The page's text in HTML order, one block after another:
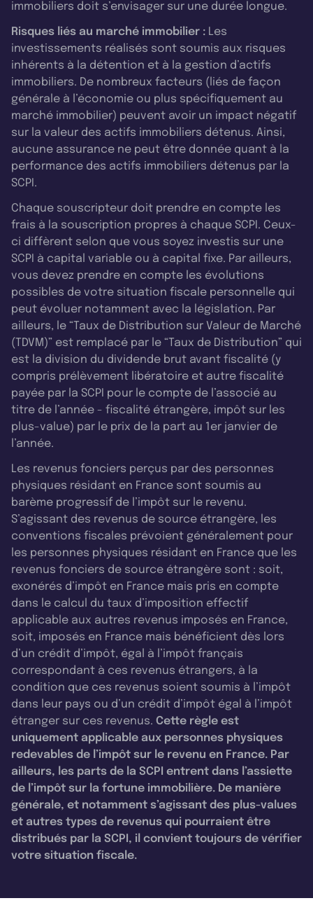
immobiliers doit s’envisager sur une durée longue.
Risques liés au marché immobilier : Les
investissements réalisés sont soumis aux risques
inhérents à la détention et à la gestion d’actifs
immobiliers. De nombreux facteurs (liés de façon
générale à l’économie ou plus spécifiquement au
marché immobilier) peuvent avoir un impact négatif
sur la valeur des actifs immobiliers détenus. Ainsi,
aucune assurance ne peut être donnée quant à la
performance des actifs immobiliers détenus par la
SCPI.
Chaque souscripteur doit prendre en compte les
frais à la souscription propres à chaque SCPI. Ceux-
ci diffèrent selon que vous soyez investis sur une
SCPI à capital variable ou à capital fixe. Par ailleurs,
vous devez prendre en compte les évolutions
possibles de votre situation fiscale personnelle qui
peut évoluer notamment avec la législation. Par
ailleurs, le “Taux de Distribution sur Valeur de Marché
(TDVM)” est remplacé par le “Taux de Distribution” qui
est la division du dividende brut avant fiscalité (y
compris prélèvement libératoire et autre fiscalité
payée par la SCPI pour le compte de l’associé au
titre de l’année - fiscalité étrangère, impôt sur les
plus-value) par le prix de la part au 1er janvier de
l’année.
Les revenus fonciers perçus par des personnes
physiques résidant en France sont soumis au
barème progressif de l’impôt sur le revenu.
S’agissant des revenus de source étrangère, les
conventions fiscales prévoient généralement pour
les personnes physiques résidant en France que les
revenus fonciers de source étrangère sont : soit,
exonérés d’impôt en France mais pris en compte
dans le calcul du taux d’imposition effectif
applicable aux autres revenus imposés en France,
soit, imposés en France mais bénéficient dès lors
d’un crédit d’impôt, égal à l’impôt français
correspondant à ces revenus étrangers, à la
condition que ces revenus soient soumis à l’impôt
dans leur pays ou d’un crédit d’impôt égal à l’impôt
étranger sur ces revenus. Cette règle est
uniquement applicable aux personnes physiques
redevables de l’impôt sur le revenu en France. Par
ailleurs, les parts de la SCPI entrent dans l’assiette
de l’impôt sur la fortune immobilière. De manière
générale, et notamment s’agissant des plus-values
et autres types de revenus qui pourraient être
distribués par la SCPI, il convient toujours de vérifier
votre situation fiscale.